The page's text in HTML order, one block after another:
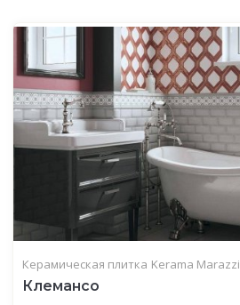
Керамическая плитка Kerama Marazzi
Клемансо